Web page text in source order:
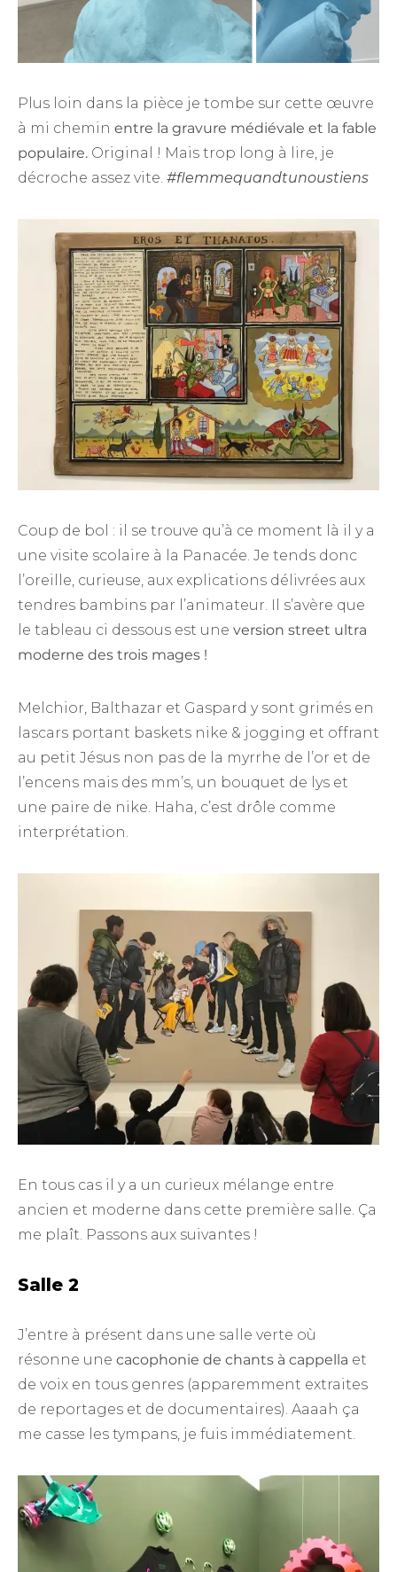
Plus loin dans la pièce je tombe sur cette œuvre
à mi chemin entre la gravure médiévale et la fable
populaire. Original ! Mais trop long à lire, je
décroche assez vite. #flemmequandtunoustiens
Coup de bol : il se trouve qu’à ce moment là il y a
une visite scolaire à la Panacée. Je tends donc
l’oreille, curieuse, aux explications délivrées aux
tendres bambins par l’animateur. Il s’avère que
le tableau ci dessous est une version street ultra
moderne des trois mages !
Melchior, Balthazar et Gaspard y sont grimés en
lascars portant baskets nike & jogging et offrant
au petit Jésus non pas de la myrrhe de l’or et de
l’encens mais des mm’s, un bouquet de lys et
une paire de nike. Haha, c’est drôle comme
interprétation.
En tous cas il y a un curieux mélange entre
ancien et moderne dans cette première salle. Ça
me plaît. Passons aux suivantes !
Salle 2
J’entre à présent dans une salle verte où
résonne une cacophonie de chants à cappella et
de voix en tous genres (apparemment extraites
de reportages et de documentaires). Aaaah ça
me casse les tympans, je fuis immédiatement.